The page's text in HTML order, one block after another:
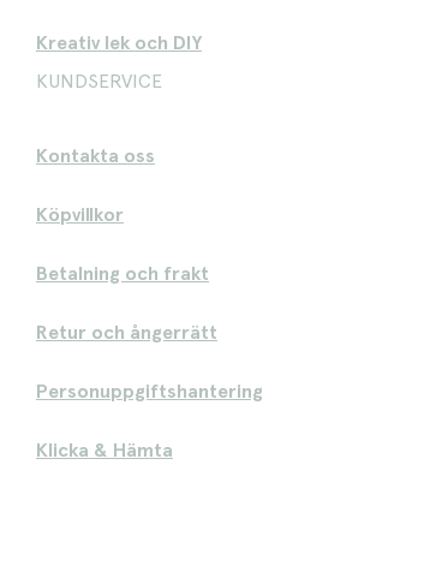
Kreativ lek och DIY
KUNDSERVICE
Kontakta oss
Köpvillkor
Betalning och frakt
Retur och ångerrätt
Personuppgiftshantering
Klicka & Hämta